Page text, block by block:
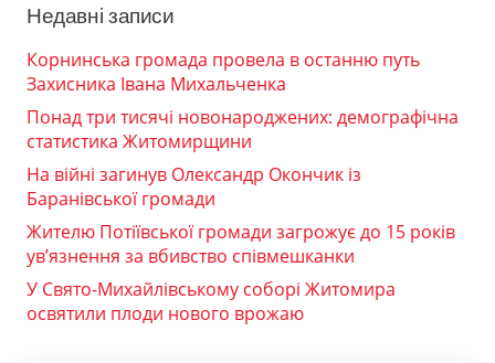
Недавні записи
Корнинська громада провела в останню путь
Захисника Івана Михальченка
Понад три тисячі новонароджених: демографічна
статистика Житомирщини
На війні загинув Олександр Окончик із
Баранівської громади
Жителю Потіївської громади загрожує до 15 років
ув’язнення за вбивство співмешканки
У Свято-Михайлівському соборі Житомира
освятили плоди нового врожаю